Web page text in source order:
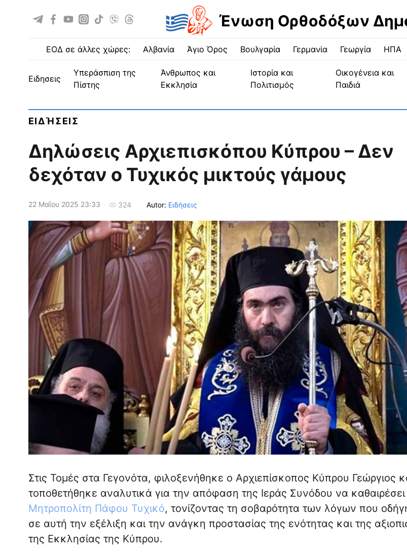
Ένωση Ορθοδόξων
ΕΟΔ σε άλλες χώρες: Αλβανία Άγιο Όρος Βουλγαρία Γερμανία Γεωργία ΗΠΑ
ειδησεις
Υπεράσπιση της
Πίστης
Άνθρωπος και
Εκκλησία
Ιστορία και
Πολιτισμός
Οικογένεια και
Παιδιά
ΕΙΔΉΣΕΙΣ
Δηλώσεις Αρχιεπισκόπου Κύπρου – Δεν
δεχόταν ο Τυχικός μικτούς γάμους
22 Μαΐου 2025 23:33 324 Autor: Ειδήσεις
Στις Τομές στα Γεγονότα, φιλοξενήθηκε ο Αρχιεπίσκοπος Κύπρου Γεώργιος
τοποθετήθηκε αναλυτικά για την απόφαση της Ιεράς Συνόδου να καθαιρέσει
Μητροπολίτη Πάφου Τυχικό, τονίζοντας τη σοβαρότητα των λόγων που
σε αυτή την εξέλιξη και την ανάγκη προστασίας της ενότητας και της
της Εκκλησίας της Κύπρου.